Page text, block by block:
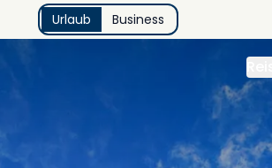
Urlaub Business